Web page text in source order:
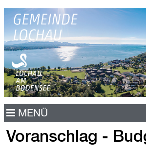
N
MENÜ
Voranschlag -